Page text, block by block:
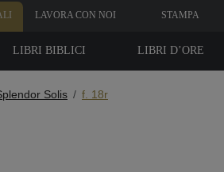
LAVORA CON NOI STAMPA
LIBRI BIBLICI LIBRI D’ORE
Solis f. 18r